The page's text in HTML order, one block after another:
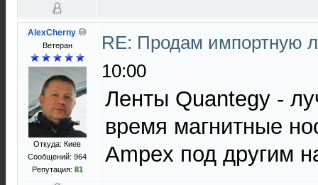
AlexCherny
Ветеран
Откуда: Киев
Сообщений: 964
Репутация: 81
RE: Продам импортную
10:00
Ленты Quantegy -
время магнитные
Ampex под другим